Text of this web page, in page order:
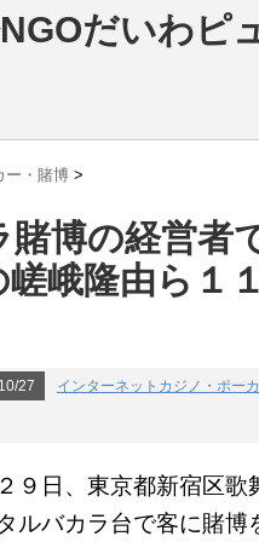
だいわピ
ー・賭博 >
博の経営者
峨隆由ら１
27 インターネットカジノ・ポー
９日、東京都新宿区歌
ルバカラ台で客に賭博